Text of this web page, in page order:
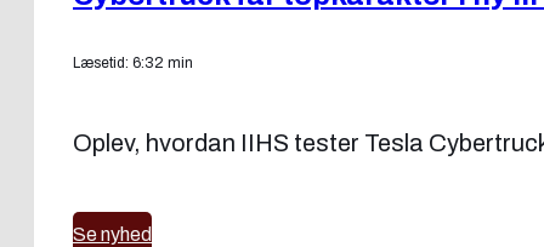
Læsetid: 6:32 min
Oplev, hvordan IIHS tester Tesla
Se nyhed